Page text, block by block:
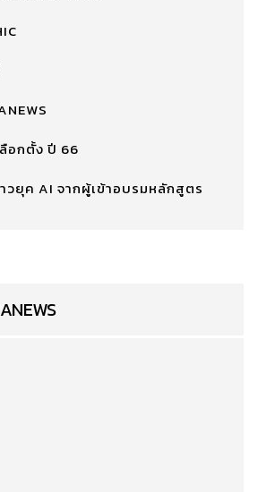
อกตั้ง ปี 66
วยุค AI จากผู้เข้าอบรมหลักสูตร